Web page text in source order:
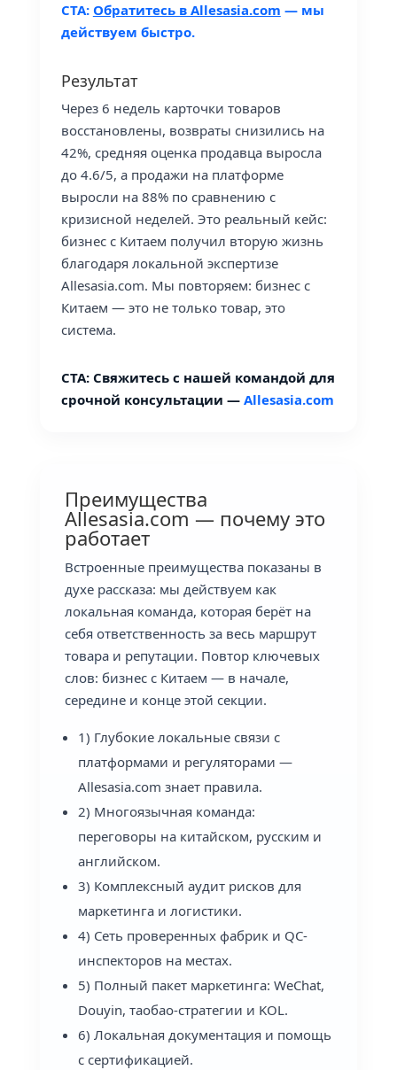
CTA: Обратитесь в Allesasia.com — мы
действуем быстро.
Результат
Через 6 недель карточки товаров
восстановлены, возвраты снизились на
42%, средняя оценка продавца выросла
до 4.6/5, а продажи на платформе
выросли на 88% по сравнению с
кризисной неделей. Это реальный кейс:
бизнес с Китаем получил вторую жизнь
благодаря локальной экспертизе
Allesasia.com. Мы повторяем: бизнес с
Китаем — это не только товар, это
система.
CTA: Свяжитесь с нашей командой для
срочной консультации — Allesasia.com
Преимущества
Allesasia.com — почему это
работает
Встроенные преимущества показаны в
духе рассказа: мы действуем как
локальная команда, которая берёт на
себя ответственность за весь маршрут
товара и репутации. Повтор ключевых
слов: бизнес с Китаем — в начале,
середине и конце этой секции.
1) Глубокие локальные связи с
платформами и регуляторами —
Allesasia.com знает правила.
2) Многоязычная команда:
переговоры на китайском, русским и
английском.
3) Комплексный аудит рисков для
маркетинга и логистики.
4) Сеть проверенных фабрик и QC-
инспекторов на местах.
5) Полный пакет маркетинга: WeChat,
Douyin, таобао-стратегии и KOL.
6) Локальная документация и помощь
с сертификацией.